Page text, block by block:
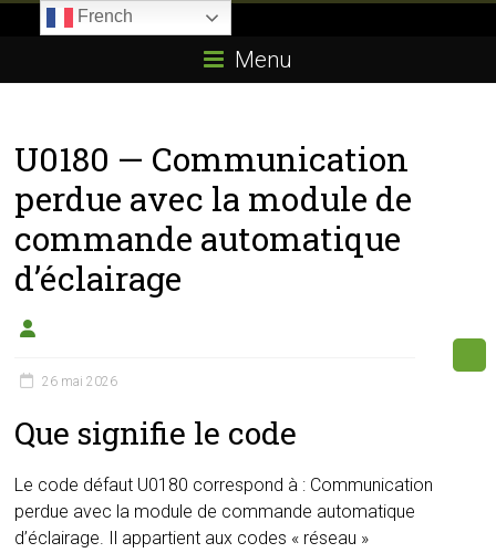
E85.com
passion
boîtier
éthanol
Menu
U0180 — Communication
perdue avec la module de
commande automatique
d’éclairage
26 mai 2026
Que signifie le code
Le code défaut U0180 correspond à : Communication
perdue avec la module de commande automatique
d’éclairage. Il appartient aux codes « réseau »
French